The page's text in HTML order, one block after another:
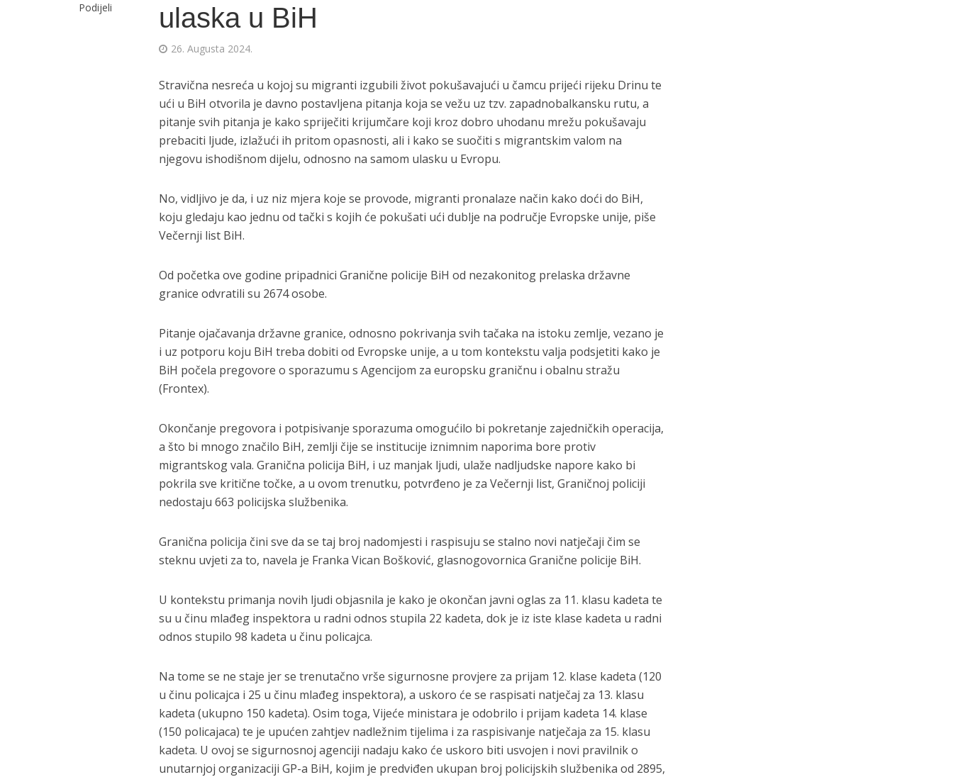
Podijeli
ulaska u BiH
26. Augusta 2024.
Stravična nesreća u kojoj su migranti izgubili život pokušavajući u čamcu prijeći rijeku Drinu te
ući u BiH otvorila je davno postavljena pitanja koja se vežu uz tzv. zapadnobalkansku rutu, a
pitanje svih pitanja je kako spriječiti krijumčare koji kroz dobro uhodanu mrežu pokušavaju
prebaciti ljude, izlažući ih pritom opasnosti, ali i kako se suočiti s migrantskim valom na
njegovu ishodišnom dijelu, odnosno na samom ulasku u Evropu.
No, vidljivo je da, i uz niz mjera koje se provode, migranti pronalaze način kako doći do BiH,
koju gledaju kao jednu od tački s kojih će pokušati ući dublje na područje Evropske unije, piše
Večernji list BiH.
Od početka ove godine pripadnici Granične policije BiH od nezakonitog prelaska državne
granice odvratili su 2674 osobe.
Pitanje ojačavanja državne granice, odnosno pokrivanja svih tačaka na istoku zemlje, vezano je
i uz potporu koju BiH treba dobiti od Evropske unije, a u tom kontekstu valja podsjetiti kako je
BiH počela pregovore o sporazumu s Agencijom za europsku graničnu i obalnu stražu
(Frontex).
Okončanje pregovora i potpisivanje sporazuma omogućilo bi pokretanje zajedničkih operacija,
a što bi mnogo značilo BiH, zemlji čije se institucije iznimnim naporima bore protiv
migrantskog vala. Granična policija BiH, i uz manjak ljudi, ulaže nadljudske napore kako bi
pokrila sve kritične točke, a u ovom trenutku, potvrđeno je za Večernji list, Graničnoj policiji
nedostaju 663 policijska službenika.
Granična policija čini sve da se taj broj nadomjesti i raspisuju se stalno novi natječaji čim se
steknu uvjeti za to, navela je Franka Vican Bošković, glasnogovornica Granične policije BiH.
U kontekstu primanja novih ljudi objasnila je kako je okončan javni oglas za 11. klasu kadeta te
su u činu mlađeg inspektora u radni odnos stupila 22 kadeta, dok je iz iste klase kadeta u radni
odnos stupilo 98 kadeta u činu policajca.
Na tome se ne staje jer se trenutačno vrše sigurnosne provjere za prijam 12. klase kadeta (120
u činu policajca i 25 u činu mlađeg inspektora), a uskoro će se raspisati natječaj za 13. klasu
kadeta (ukupno 150 kadeta). Osim toga, Vijeće ministara je odobrilo i prijam kadeta 14. klase
(150 policajaca) te je upućen zahtjev nadležnim tijelima i za raspisivanje natječaja za 15. klasu
kadeta. U ovoj se sigurnosnoj agenciji nadaju kako će uskoro biti usvojen i novi pravilnik o
unutarnjoj organizaciji GP-a BiH, kojim je predviđen ukupan broj policijskih službenika od 2895,